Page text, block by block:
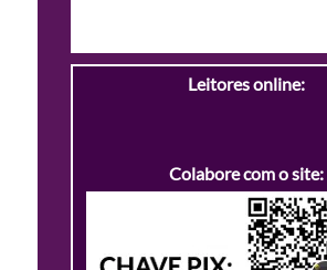
Leitores online:
Colabore com o site: